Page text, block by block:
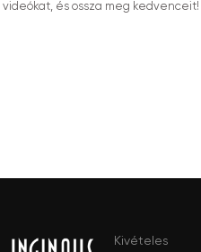
videókat, és ossza meg kedvenceit!
Kivételes